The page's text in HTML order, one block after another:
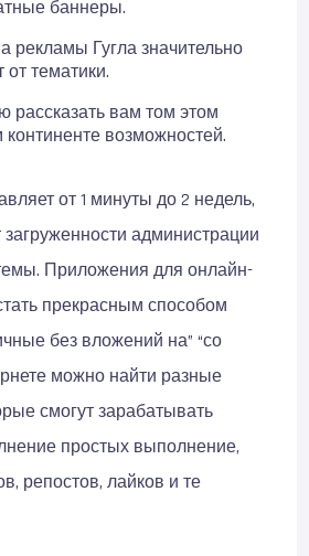
баннеры.
рекламы Гугла значительно
тематики.
рассказать вам том этом
континенте возможностей.
от 1 минуты до 2 недель,
администрации
Приложения для онлайн-
прекрасным способом
без вложений на” “со
можно найти разные
смогут зарабатывать
простых выполнение,
репостов, лайков и те